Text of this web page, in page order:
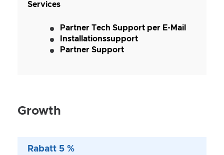
Services
Partner Tech Support per E-Mail
Installationssupport
Partner Support
Growth
Rabatt 5 %